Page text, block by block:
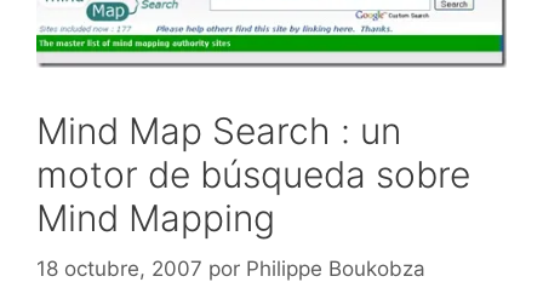
Mind Map Search : un
motor de búsqueda sobre
Mind Mapping
18 octubre, 2007 por Philippe Boukobza